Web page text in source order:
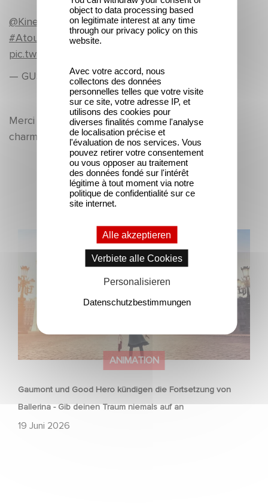
@Kinepolis_FRpour avoir vu l'équipe d'
#AtouteEpreuveà Paris il sont trop sympa :-)
pic.twitter.com/vvZNZVjeiC
— GUS WATERS (@TFIOSOKAY95)
Merci à tous pour vos contributions qui ont su
charmer toute l'équipe du film.
Aktuelle Nachrichten
ANIMATION
Gaumont und Good Hero kündigen die Fortsetzung von
Ballerina - Gib deinen Traum niemals auf an
19 Juni 2026
Gaumont und Good Hero kündigen die Fortsetzung von
Ballerina - Gib deinen Traum niemals auf an
object to data processing based
on legitimate interest at any time
through our privacy policy on this
website.
Avec votre accord, nous
collectons des données
personnelles telles que votre visite
sur ce site, votre adresse IP, et
utilisons des cookies pour
diverses finalités comme l'analyse
de localisation précise et
l'évaluation de nos services. Vous
pouvez retirer votre consentement
ou vous opposer au traitement
des données fondé sur l'intérêt
légitime à tout moment via notre
politique de confidentialité sur ce
site internet.
Alle akzeptieren
Verbiete alle Cookies
Personalisieren
Datenschutzbestimmungen